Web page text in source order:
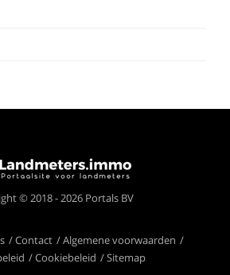
gebruik van cookies om
je de beste ervaring op
het!
© 2018 - 2026 Portals BV
Contact
Algemene voorwaarden
Cookiebeleid Sitemap